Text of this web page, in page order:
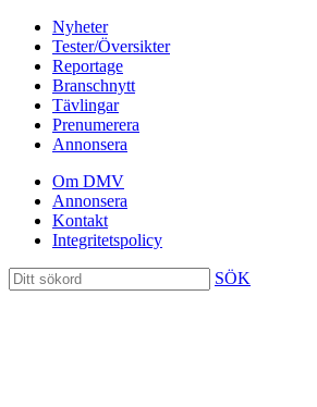
Nyheter
Tester/Översikter
Reportage
Branschnytt
Tävlingar
Prenumerera
Annonsera
Om DMV
Annonsera
Kontakt
Integritetspolicy
SÖK